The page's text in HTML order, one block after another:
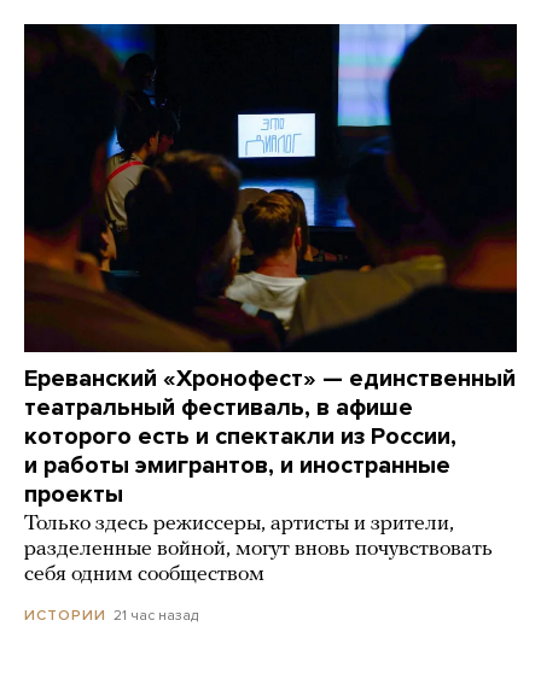
Ереванский «Хронофест» — единственный
театральный фестиваль, в афише
которого есть и спектакли из России,
и работы эмигрантов, и иностранные
проекты
Только здесь режиссеры, артисты и зрители,
разделенные войной, могут вновь почувствовать
себя одним сообществом
ИСТОРИИ 21 час назад